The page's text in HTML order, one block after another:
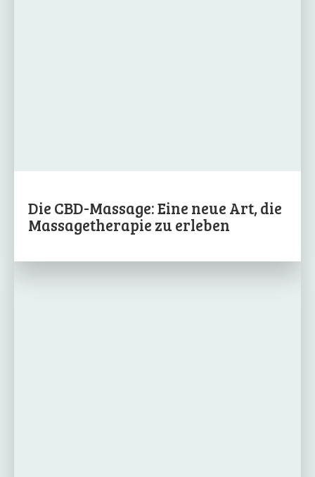
Die CBD-Massage: Eine neue Art, die
Massagetherapie zu erleben